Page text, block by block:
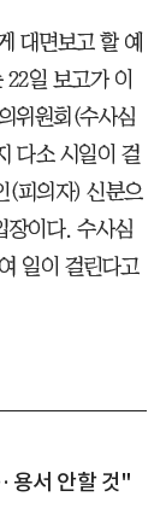
대면보고 할 예
일 보고가 이
위원회(수사심
다소 시일이 걸
(피의자) 신분으
장이다. 수사심
일이 걸린다고
용서 안할 것"